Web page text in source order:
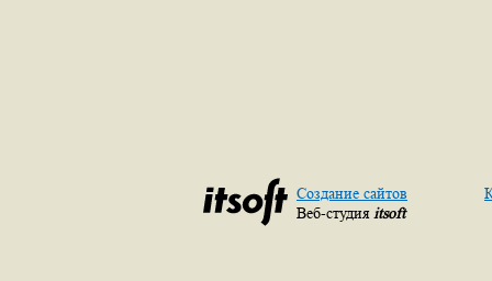
Создание сайтов
Веб-студия itsoft